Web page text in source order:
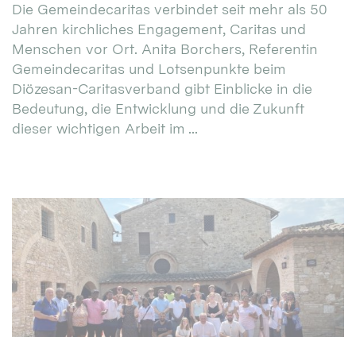
Die Gemeindecaritas verbindet seit mehr als 50
Jahren kirchliches Engagement, Caritas und
Menschen vor Ort. Anita Borchers, Referentin
Gemeindecaritas und Lotsenpunkte beim
Diözesan-Caritasverband gibt Einblicke in die
Bedeutung, die Entwicklung und die Zukunft
dieser wichtigen Arbeit im ...